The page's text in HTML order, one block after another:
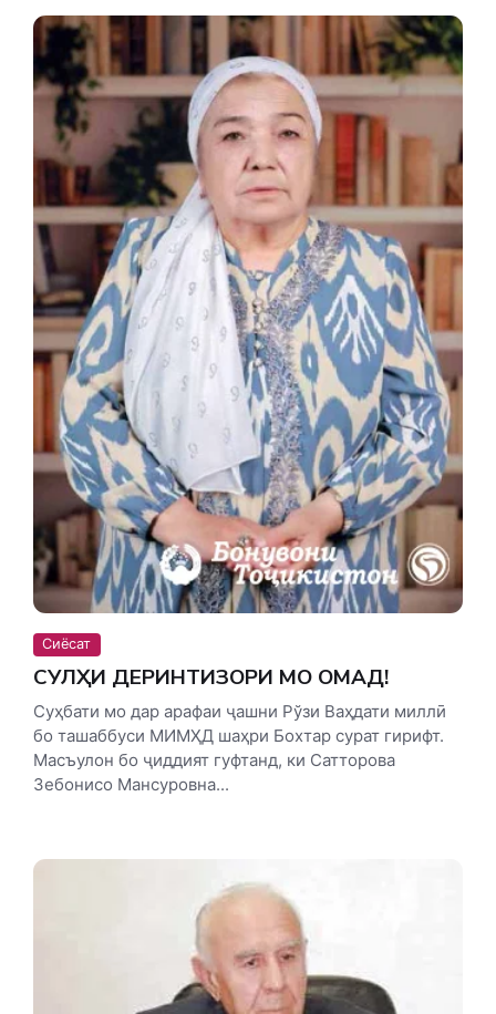
Сиёсат
СУЛҲИ ДЕРИНТИЗОРИ МО ОМАД!
Суҳбати мо дар арафаи ҷашни Рўзи Ваҳдати миллӣ
бо ташаббуси МИМҲД шаҳри Бохтар сурат гирифт.
Масъулон бо ҷиддият гуфтанд, ки Сатторова
Зебонисо Мансуровна...